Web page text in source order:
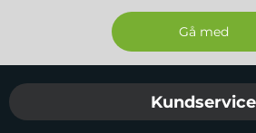
Sidfot Blandad info
Kundservice